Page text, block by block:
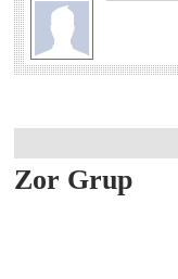
Zor Grup